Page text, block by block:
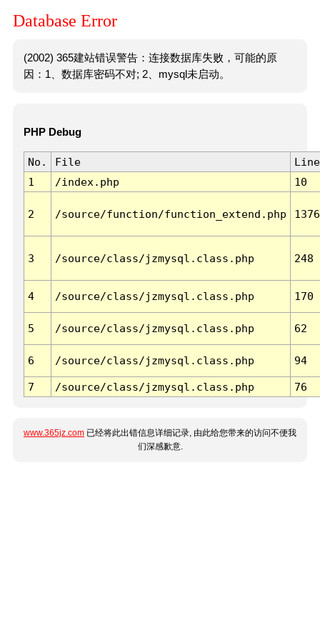
Database Error
(2002) 365建站错误警告：连接数据库失败，可能的原
因：1、数据库密码不对; 2、mysql未启动。
PHP Debug
No. File
Line
1
/index.php 10
2 /source/function/function_extend.php 1376
3 /source/class/jzmysql.class.php 248
4 /source/class/jzmysql.class.php 170
5 /source/class/jzmysql.class.php 62
6 /source/class/jzmysql.class.php 94
7 /source/class/jzmysql.class.php 76
www.365jz.com 已经将此出错信息详细记录, 由此给您带来的访问不便我
们深感歉意.